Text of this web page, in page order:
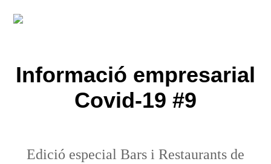
Informació empresarial
Covid-19 #9
Edició especial Bars i Restaurants de